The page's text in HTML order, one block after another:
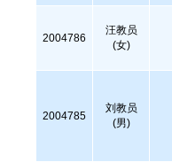
2004786
汪教员
(女)
2004785
刘教员
(男)